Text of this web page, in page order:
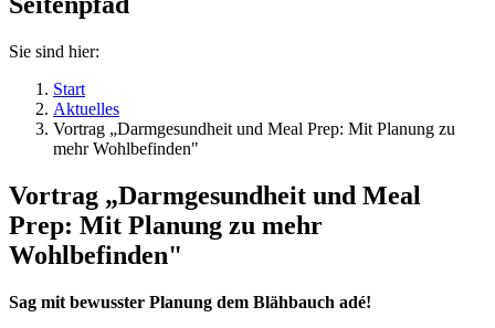
Sie sind hier:
Start
Aktuelles
Vortrag „Darmgesundheit und Meal Prep: Mit Planung zu
mehr Wohlbefinden"
Vortrag „Darmgesundheit und Meal
Prep: Mit Planung zu mehr
Wohlbefinden"
Sag mit bewusster Planung dem Blähbauch adé!